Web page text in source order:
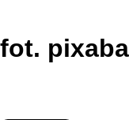
fot.